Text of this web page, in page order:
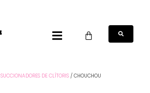
SUCCIONADORES DE CLÍTORIS / CHOUCHOU